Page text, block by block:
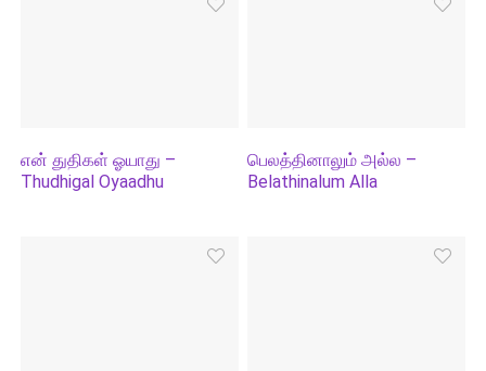
என் துதிகள் ஓயாது –
Thudhigal Oyaadhu
பெலத்தினாலும் அல்ல –
Belathinalum Alla